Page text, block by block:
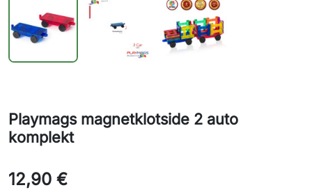
Playmags magnetklotside 2 auto
komplekt
12,90 €